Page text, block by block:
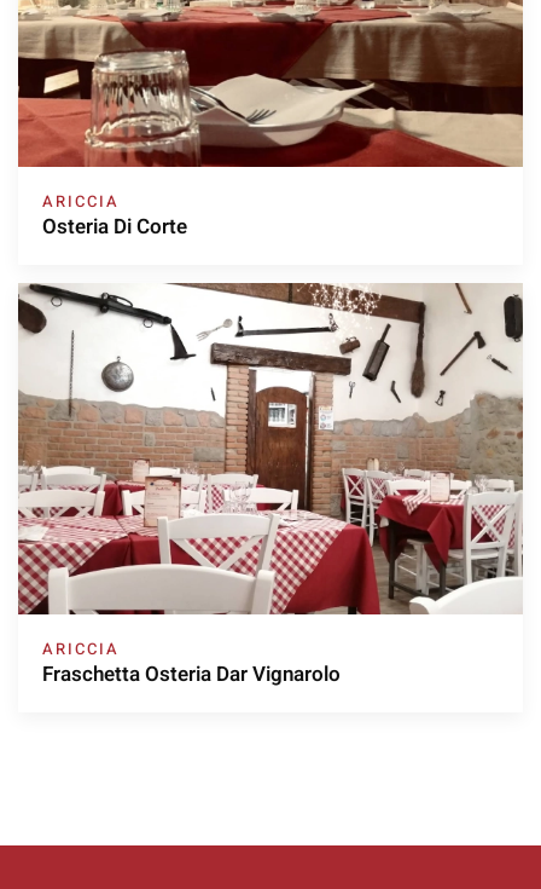
ARICCIA
Osteria Di Corte
ARICCIA
Fraschetta Osteria Dar Vignarolo